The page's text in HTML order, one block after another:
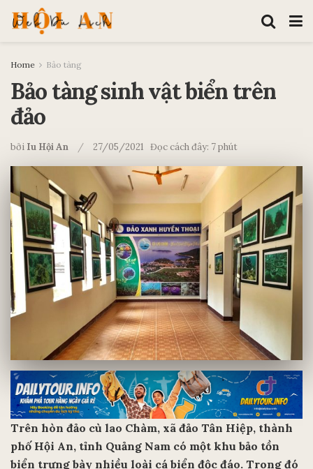
Home Bảo tàng
Bảo tàng sinh vật biển trên
đảo
bởi Iu Hội An 27/05/2021 Đọc cách đây: 7 phút
Trên hòn đảo cù lao Chàm, xã đảo Tân Hiệp, thành
phố Hội An, tỉnh Quảng Nam có một khu bảo tồn
biển trưng bày nhiều loài cá biển độc đáo. Trong đó